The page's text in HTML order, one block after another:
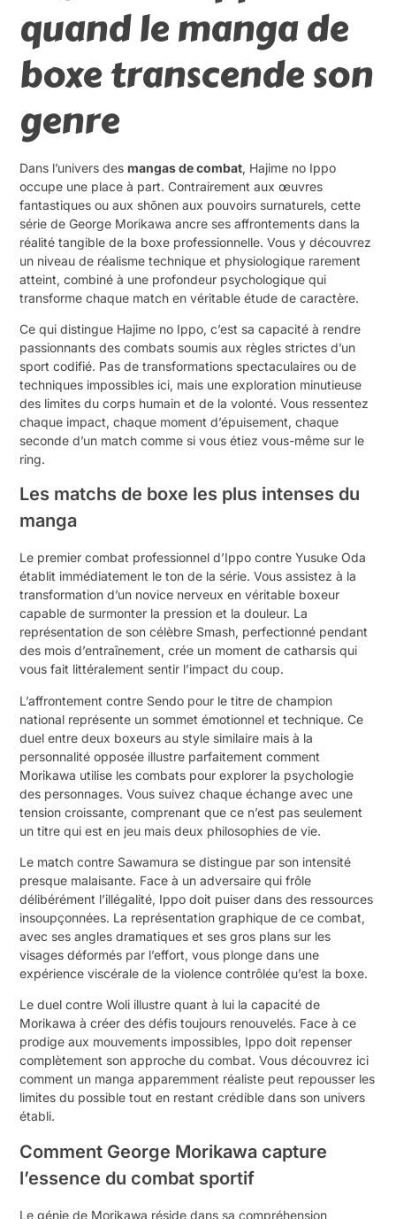
quand le manga de
boxe transcende son
genre
Dans l’univers desmangas de combat, Hajime no Ippo
occupe une place à part. Contrairement aux œuvres
fantastiques ou aux shōnen aux pouvoirs surnaturels, cette
série de George Morikawa ancre ses affrontements dans la
réalité tangible de la boxe professionnelle. Vous y découvrez
un niveau de réalisme technique et physiologique rarement
atteint, combiné à une profondeur psychologique qui
transforme chaque match en véritable étude de caractère.
Ce qui distingue Hajime no Ippo, c’est sa capacité à rendre
passionnants des combats soumis aux règles strictes d’un
sport codifié. Pas de transformations spectaculaires ou de
techniques impossibles ici, mais une exploration minutieuse
des limites du corps humain et de la volonté. Vous ressentez
chaque impact, chaque moment d’épuisement, chaque
seconde d’un match comme si vous étiez vous-même sur le
ring.
Les matchs de boxe les plus intenses du
manga
Le premier combat professionnel d’Ippo contre Yusuke Oda
établit immédiatement le ton de la série. Vous assistez à la
transformation d’un novice nerveux en véritable boxeur
capable de surmonter la pression et la douleur. La
représentation de son célèbre Smash, perfectionné pendant
des mois d’entraînement, crée un moment de catharsis qui
vous fait littéralement sentir l’impact du coup.
L’affrontement contre Sendo pour le titre de champion
national représente un sommet émotionnel et technique. Ce
duel entre deux boxeurs au style similaire mais à la
personnalité opposée illustre parfaitement comment
Morikawa utilise les combats pour explorer la psychologie
des personnages. Vous suivez chaque échange avec une
tension croissante, comprenant que ce n’est pas seulement
un titre qui est en jeu mais deux philosophies de vie.
Le match contre Sawamura se distingue par son intensité
presque malaisante. Face à un adversaire qui frôle
délibérément l’illégalité, Ippo doit puiser dans des ressources
insoupçonnées. La représentation graphique de ce combat,
avec ses angles dramatiques et ses gros plans sur les
visages déformés par l’effort, vous plonge dans une
expérience viscérale de la violence contrôlée qu’est la boxe.
Le duel contre Woli illustre quant à lui la capacité de
Morikawa à créer des défis toujours renouvelés. Face à ce
prodige aux mouvements impossibles, Ippo doit repenser
complètement son approche du combat. Vous découvrez ici
comment un manga apparemment réaliste peut repousser les
limites du possible tout en restant crédible dans son univers
établi.
Comment George Morikawa capture
l’essence du combat sportif
Le génie de Morikawa réside dans sa compréhension